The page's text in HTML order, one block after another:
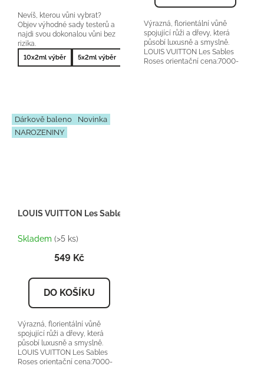
Nevíš, kterou vůni vybrat?
Objev výhodné sady testerů a
najdi svou dokonalou vůni bez
rizika.
10x2ml výběr 5x2ml výběr 10x2ml nejprodávanější 5x2ml
Výrazná, florientální vůně
spojující růži a dřevy, která
působí luxusně a smyslně.
LOUIS VUITTON Les Sables
Roses orientační cena:7000-
Dárkově baleno
Novinka
NAROZENINY
LOUIS VUITTON Les Sables Roses - Inspirace U090 - Dárkový
Skladem (>5 ks)
549 Kč
DO KOŠÍKU
Výrazná, florientální vůně
spojující růži a dřevy, která
působí luxusně a smyslně.
LOUIS VUITTON Les Sables
Roses orientační cena:7000-